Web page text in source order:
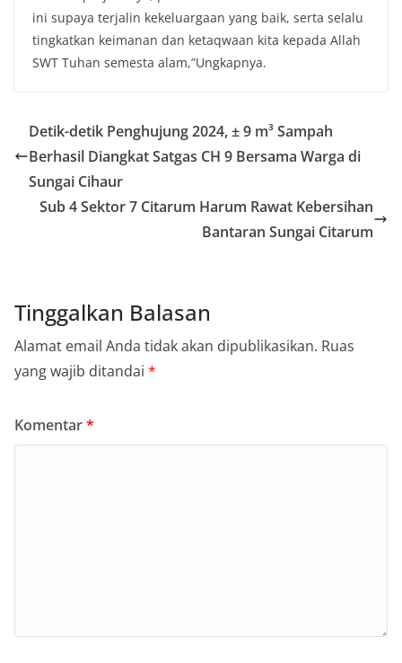
ini supaya terjalin kekeluargaan yang baik, serta selalu
tingkatkan keimanan dan ketaqwaan kita kepada Allah
SWT Tuhan semesta alam,”Ungkapnya.
Detik-detik Penghujung 2024, ± 9 m³ Sampah
Berhasil Diangkat Satgas CH 9 Bersama Warga di
Sungai Cihaur
Sub 4 Sektor 7 Citarum Harum Rawat Kebersihan
Bantaran Sungai Citarum
Tinggalkan Balasan
Alamat email Anda tidak akan dipublikasikan. Ruas
yang wajib ditandai *
Komentar*